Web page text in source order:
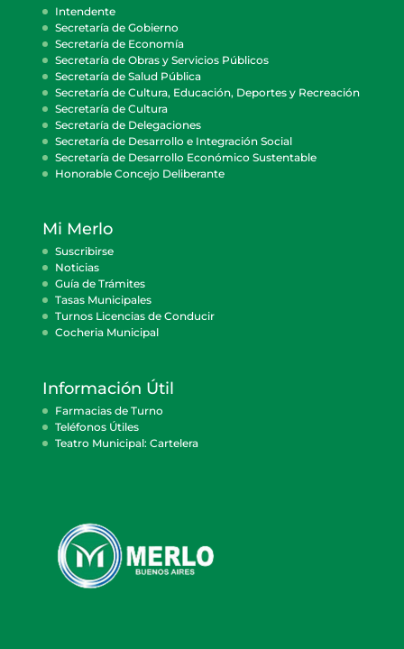
Intendente
Secretaría de Gobierno
Secretaría de Economía
Secretaría de Obras y Servicios Públicos
Secretaría de Salud Pública
Secretaría de Cultura, Educación, Deportes y Recreación
Secretaría de Cultura
Secretaría de Delegaciones
Secretaría de Desarrollo e Integración Social
Secretaría de Desarrollo Económico Sustentable
Honorable Concejo Deliberante
Mi Merlo
Suscribirse
Noticias
Guía de Trámites
Tasas Municipales
Turnos Licencias de Conducir
Cocheria Municipal
Información Útil
Farmacias de Turno
Teléfonos Útiles
Teatro Municipal: Cartelera